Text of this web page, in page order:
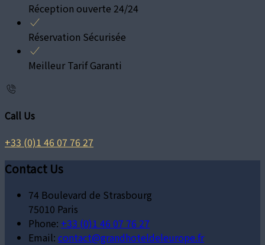
Réception ouverte 24/24
Réservation Sécurisée
Meilleur Tarif Garanti
Call Us
+33 (0)1 46 07 76 27
Contact Us
74 Boulevard de Strasbourg
75010 Paris
Phone: +33 (0)1 46 07 76 27
Email: contact@grandhoteldeleurope.fr